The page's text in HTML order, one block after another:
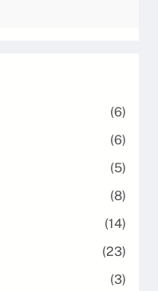
(6)
(6)
(5)
(8)
(14)
(23)
(3)